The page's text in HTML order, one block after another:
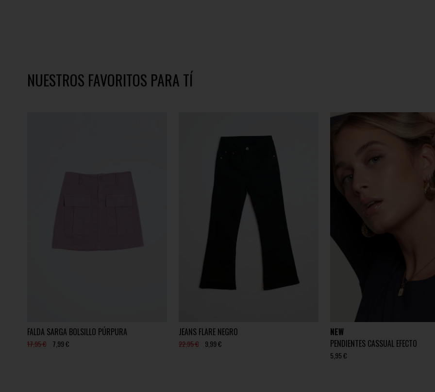
NUESTROS FAVORITOS PARA TÍ
FALDA SARGA BOLSILLO PÚRPURA
17,95 € 7,99 €
JEANS FLARE NEGRO
22,95 € 9,99 €
NEW
PENDIENTES CASSUAL EFECTO
5,95 €